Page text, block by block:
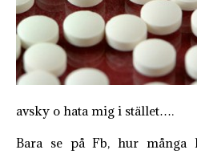
avsky o hata mig i stället….
Bara se på Fb, hur många